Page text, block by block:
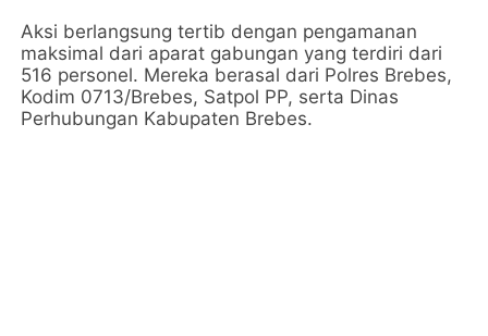
Aksi berlangsung tertib dengan pengamanan
maksimal dari aparat gabungan yang terdiri dari
516 personel. Mereka berasal dari Polres Brebes,
Kodim 0713/Brebes, Satpol PP, serta Dinas
Perhubungan Kabupaten Brebes.